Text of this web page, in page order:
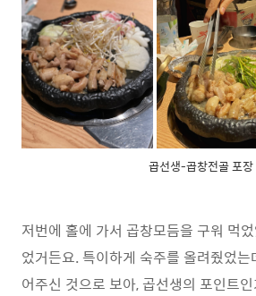
곱선생-곱창전골 포장
저번에 홀에 가서 곱창모듬을 구워 먹
었거든요. 특이하게 숙주를 올려줬었는
어주신 것으로 보아, 곱선생의 포인트